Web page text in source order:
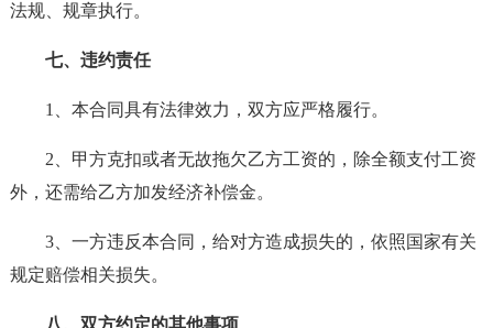
法规、规章执行。
七、违约责任
1、本合同具有法律效力，双方应严格履行。
2、甲方克扣或者无故拖欠乙方工资的，除全额支付工资
外，还需给乙方加发经济补偿金。
3、一方违反本合同，给对方造成损失的，依照国家有关
规定赔偿相关损失。
八、双方约定的其他事项